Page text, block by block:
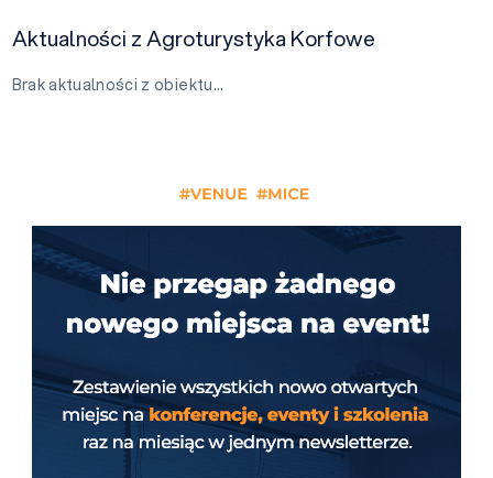
Aktualności z Agroturystyka Korfowe
Brak aktualności z obiektu…